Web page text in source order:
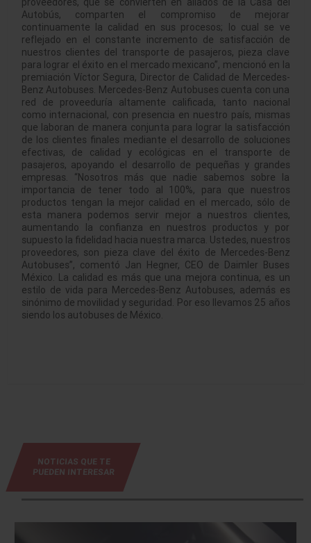
Autobús, comparten el compromiso de mejorar
continuamente la calidad en sus procesos; lo cual se ve
reflejado en el constante incremento de satisfacción de
nuestros clientes del transporte de pasajeros, pieza clave
para lograr el éxito en el mercado mexicano”, mencionó en la
premiación Víctor Segura, Director de Calidad de Mercedes-
Benz Autobuses. Mercedes-Benz Autobuses cuenta con una
red de proveeduría altamente calificada, tanto nacional
como internacional, con presencia en nuestro país, mismas
que laboran de manera conjunta para lograr la satisfacción
de los clientes finales mediante el desarrollo de soluciones
efectivas, de calidad y ecológicas en el transporte de
pasajeros, apoyando el desarrollo de pequeñas y grandes
empresas. “Nosotros más que nadie sabemos sobre la
importancia de tener todo al 100%, para que nuestros
productos tengan la mejor calidad en el mercado, sólo de
esta manera podemos servir mejor a nuestros clientes,
aumentando la confianza en nuestros productos y por
supuesto la fidelidad hacia nuestra marca. Ustedes, nuestros
proveedores, son pieza clave del éxito de Mercedes-Benz
Autobuses”, comentó Jan Hegner, CEO de Daimler Buses
México. La calidad es más que una mejora continua, es un
estilo de vida para Mercedes-Benz Autobuses, además es
sinónimo de movilidad y seguridad. Por eso llevamos 25 años
siendo los autobuses de México.
NOTICIAS QUE TE
PUEDEN INTERESAR